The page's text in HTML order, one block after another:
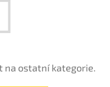
na ostatní kategorie.